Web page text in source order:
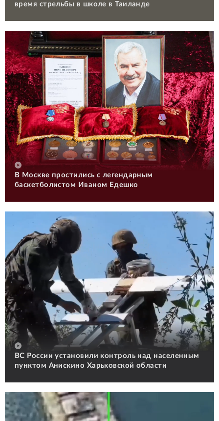
время стрельбы в школе в Таиланде
В Москве простились с легендарным
баскетболистом Иваном Едешко
ВС России установили контроль над населенным
пунктом Анискино Харьковской области